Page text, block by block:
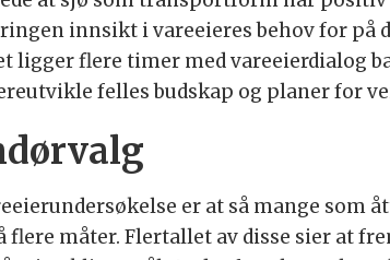
innsikt i vareeieres behov for
flere timer med vareeierdialog
felles budskap og planer for
er at så mange som
måter. Flertallet av disse sier at